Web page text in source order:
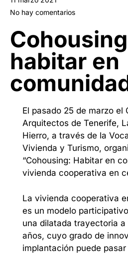
No hay comentarios
habitar en
El pasado 25 de marzo el
Arquitectos de Tenerife,
Hierro, a través de la
Vivienda y Turismo,
“Cohousing: Habitar en
vivienda cooperativa en
La vivienda cooperativa
es un modelo
una dilatada trayectoria a
años, cuyo grado de
implantación puede